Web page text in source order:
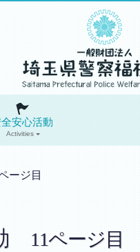
安心活動
Activities
ージ目
11ページ目